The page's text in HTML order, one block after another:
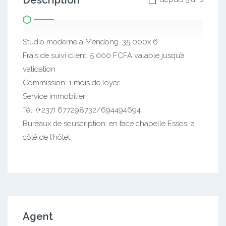
Studio moderne a Mendong. 35 000x 6
Frais de suivi client: 5 000 FCFA valable jusqu’à
validation
Commission: 1 mois de loyer
Service immobilier
Tél: (+237) 677298732/694494694
Bureaux de souscription: en face chapelle Essos, a
côté de l’hôtel
Agent